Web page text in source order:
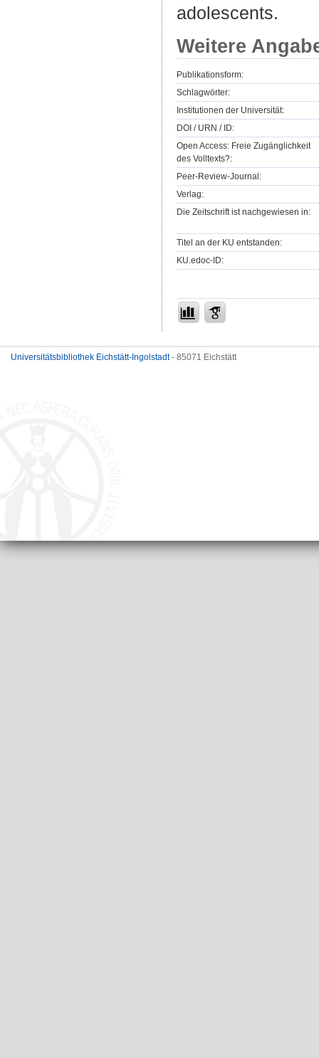
adolescents.
Weitere
Publikationsform:
Schlagwörter:
Institutionen der Universität:
DOI / URN / ID:
Open Access: Freie Zugänglichkeit
des Volltexts?:
Peer-Review-Journal:
Verlag:
Die Zeitschrift ist nachgewiesen in:
Titel an der KU entstanden:
KU.edoc-ID:
Universitätsbibliothek Eichstätt-Ingolstadt- 85071 Eichstätt